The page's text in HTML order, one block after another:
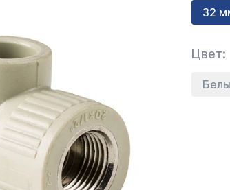
32
Цвет: